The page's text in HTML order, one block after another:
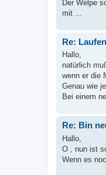
Der Welpe
mit ...
Re:
Hallo,
natürlich
wenn er die
Genau wie
Bei einem
Re: Bin
Hallo,
O , nun ist
Wenn es